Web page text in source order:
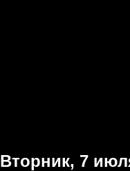
Вторник, 7